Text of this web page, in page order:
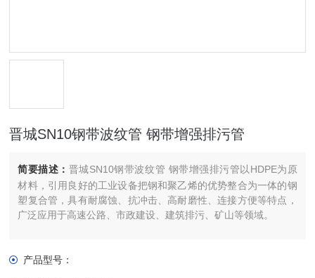
晋城SN10钢带波纹管 钢带增强排污管
简要描述： 晋城SN10钢带波纹管 钢带增强排污管以HDPE为原
材料，引用良好的工业设备把钢和聚乙烯的优势整合为一体的钢
塑复合管，具有耐腐蚀、抗冲击、高耐磨性、连接方便等特点，
广泛应用于高速公路、市政建设、建筑排污、矿山等领域。
产品型号：